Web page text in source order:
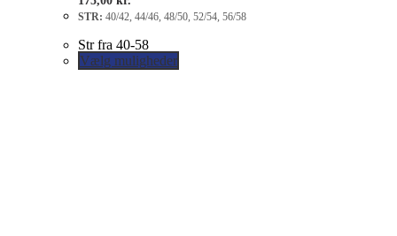
STR: 40/42, 44/46, 48/50, 52/54, 56/58
Str fra 40-58
Vælg muligheder